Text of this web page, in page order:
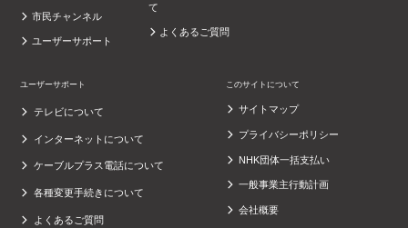
市民チャンネル
ユーザーサポート
て
よくあるご質問
ユーザーサポート
テレビについて
インターネットについて
ケーブルプラス電話について
各種変更手続きについて
よくあるご質問
このサイトについて
サイトマップ
プライバシーポリシー
NHK団体一括支払い
一般事業主行動計画
会社概要